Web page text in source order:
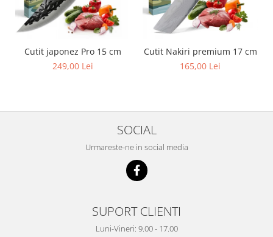
Cutit japonez Pro 15 cm
249,00 Lei
Cutit Nakiri premium 17 cm
165,00 Lei
SOCIAL
Urmareste-ne in social media
SUPORT CLIENTI
Luni-Vineri: 9.00 - 17.00